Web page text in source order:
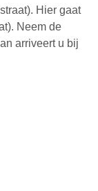
Hier gaat
Neem de
arriveert u bij